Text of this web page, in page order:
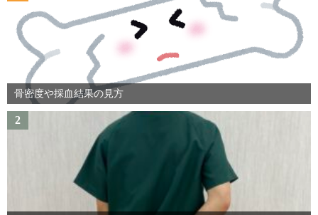
骨密度や採血結果の見方
2